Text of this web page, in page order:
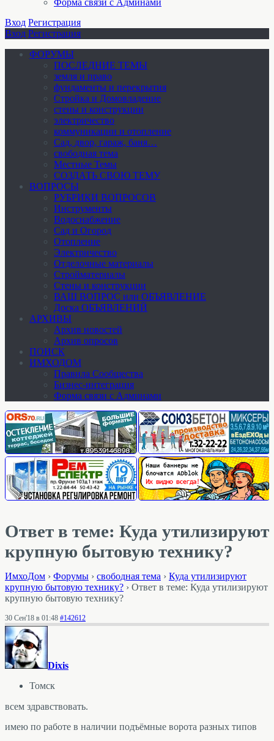
Вход Регистрация
Вход Регистрация
ФОРУМЫ
ПОСЛЕДНИЕ ТЕМЫ
земля и право
фундаменты и перекрытия
Стройка и Домовладение
стены и конструкции
электричество
коммуникации и отопление
Cад, двор, гараж, баня…
свободная тема
Местные Темы
СОЗДАТЬ СВОЮ ТЕМУ
ВОПРОСЫ
РУБРИКИ ВОПРОСОВ
Инструменты
Водоснабжение
Сад и Огород
Отопление
Электричество
Отделочные материалы
Стройматериалы
Стены и конструкции
ВАШ ВОПРОС или ОБЪЯВЛЕНИЕ
Доска ОБЪЯВЛЕНИЙ
АРХИВЫ
Архив новостей
Архив опросов
ПОИСК
ИМХОДОМ
Правила Сообщества
Бизнес-интеграция
Форма связи с Админами
Ответ в теме: Куда утилизируют
крупную бытовую технику?
ИмхоДом › Форумы › свободная тема › Куда утилизируют
крупную бытовую технику? › Ответ в теме: Куда утилизируют
крупную бытовую технику?
30 Сен'18 в 01:48 #142612
Dixis
Томск
всем здравствовать.
имею по работе в наличии подъёмные ворота разных типов